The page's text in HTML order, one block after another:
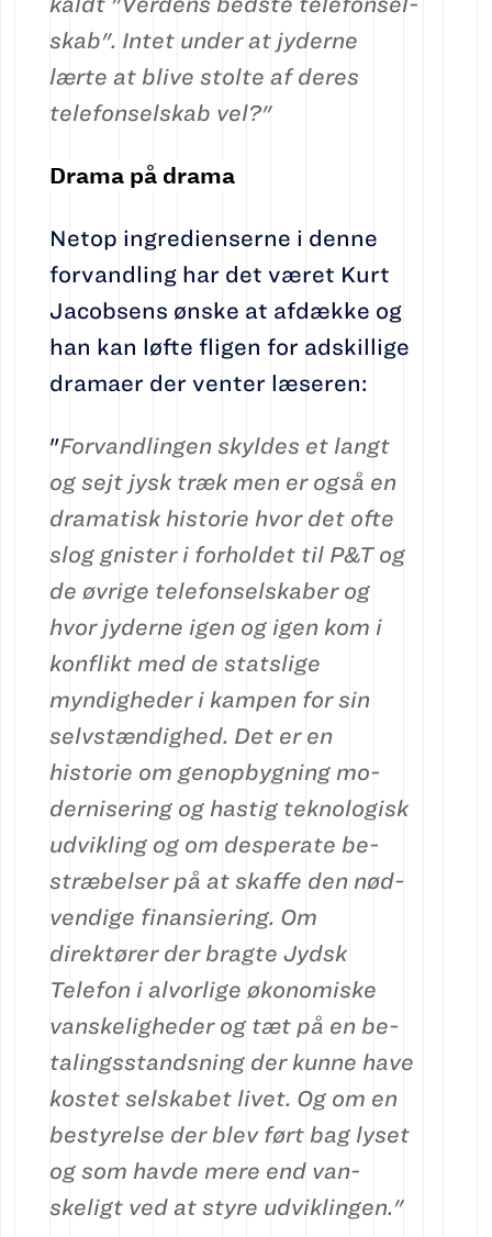
skab". Intet under at jyderne
lærte at blive stolte af deres
telefonselskab vel?"
Drama på drama
Netop ingredienserne i denne
forvandling har det været Kurt
Jacobsens ønske at afdække og
han kan løfte fligen for adskillige
dramaer der venter læseren:
"Forvandlingen skyldes et langt
og sejt jysk træk men er også en
dra­ma­­tisk histo­rie hvor det ofte
slog gni­ster i forholdet til P&T og
de øv­rige tele­fon­sel­ska­ber og
hvor jyder­ne igen og igen kom i
kon­flikt med de stats­lige
myndigheder i kampen for sin
selv­stæn­dighed. Det er en
historie om genopbyg­ning mo­
derni­se­ring og hastig teknologisk
ud­vik­ling og om desperate be­
stræ­belser på at skaf­fe den nød­
vendige finansi­ering. Om
direktører der bragte Jydsk
Telefon i alvor­lige økono­mi­ske
vanskeligheder og tæt på en be­
ta­­lingsstandsning der kunne have
kostet selskabet livet. Og om en
be­sty­relse der blev ført bag lyset
og som havde me­re end van­
skeligt ved at styre udviklingen."